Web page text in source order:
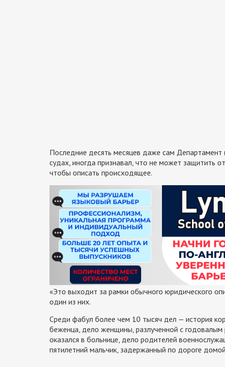
Последние десять месяцев даже сам
судах, иногда признавал, что не может защитить
чтобы описать происходящее.
«Это выходит за рамки обычного юридического
один из них.
Среди фабул более чем 10 тысяч дел — история
беженца, дело женщины, разлученной с
оказался в больнице, дело родителей
пятилетний мальчик, задержанный по дороге